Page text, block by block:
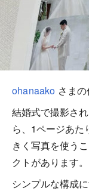
ohanaako さま
結婚式で撮影さ
ら、1ページあた
きく写真を使う
クトがあります。
シンプルな構成